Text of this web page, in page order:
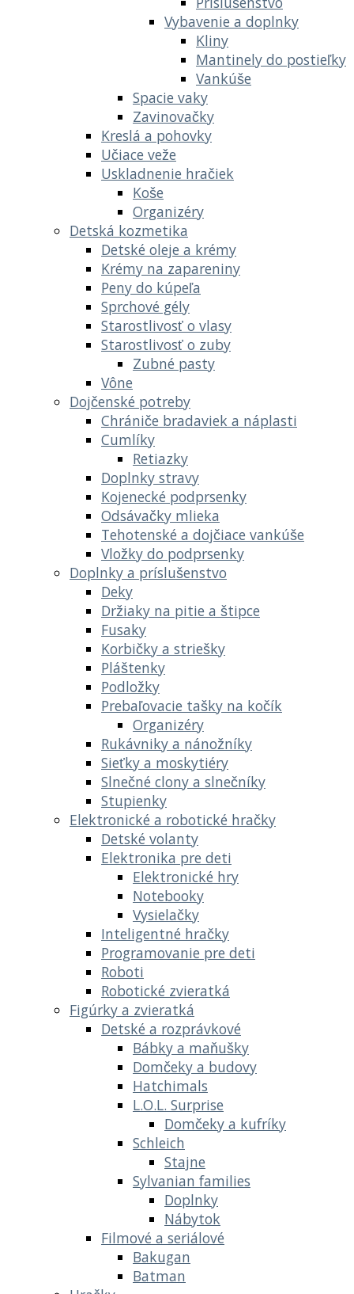
Vybavenie a doplnky
Kliny
Mantinely do postieľky
Vankúše
Spacie vaky
Zavinovačky
Kreslá a pohovky
Učiace veže
Uskladnenie hračiek
Koše
Organizéry
Detská kozmetika
Detské oleje a krémy
Krémy na zapareniny
Peny do kúpeľa
Sprchové gély
Starostlivosť o vlasy
Starostlivosť o zuby
Zubné pasty
Vône
Dojčenské potreby
Chrániče bradaviek a náplasti
Cumlíky
Retiazky
Doplnky stravy
Kojenecké podprsenky
Odsávačky mlieka
Tehotenské a dojčiace vankúše
Vložky do podprsenky
Doplnky a príslušenstvo
Deky
Držiaky na pitie a štipce
Fusaky
Korbičky a striešky
Pláštenky
Podložky
Prebaľovacie tašky na kočík
Organizéry
Rukávniky a nánožníky
Sieťky a moskytiéry
Slnečné clony a slnečníky
Stupienky
Elektronické a robotické hračky
Detské volanty
Elektronika pre deti
Elektronické hry
Notebooky
Vysielačky
Inteligentné hračky
Programovanie pre deti
Roboti
Robotické zvieratká
Figúrky a zvieratká
Detské a rozprávkové
Bábky a maňušky
Domčeky a budovy
Hatchimals
L.O.L. Surprise
Domčeky a kufríky
Schleich
Stajne
Sylvanian families
Doplnky
Nábytok
Filmové a seriálové
Bakugan
Batman